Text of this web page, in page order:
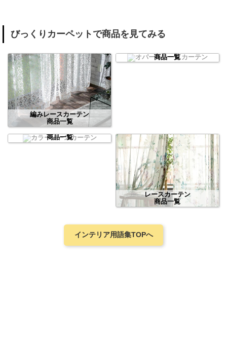
びっくりカーペットで商品を見てみる
編みレースカーテン
商品一覧
商品一覧
カラーレースカーテン
商品一覧
レースカーテン
商品一覧
インテリア用語集TOPへ